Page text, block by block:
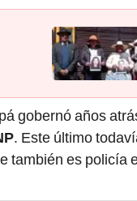
gobernó años
. Este último
también es policía